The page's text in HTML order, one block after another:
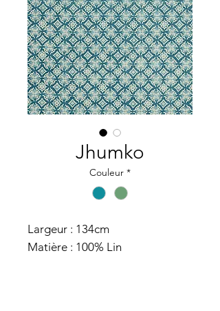
Jhumko
Couleur *
Largeur : 134cm
Matière : 100% Lin